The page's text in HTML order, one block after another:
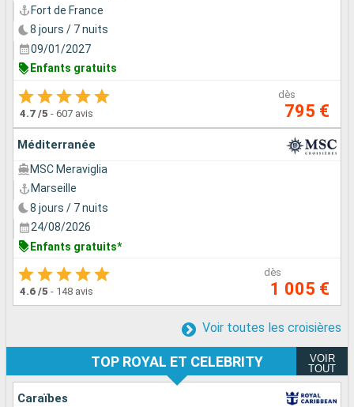
Fort de France
8 jours / 7 nuits
09/01/2027
Enfants gratuits
4.7 /5 - 607 avis
dès
795 €
Méditerranée
MSC Meraviglia
Marseille
8 jours / 7 nuits
24/08/2026
Enfants gratuits*
4.6 /5 - 148 avis
dès
1 005 €
Voir toutes les croisières
TOP ROYAL ET CELEBRITY
VOIR
TOUT
Caraïbes